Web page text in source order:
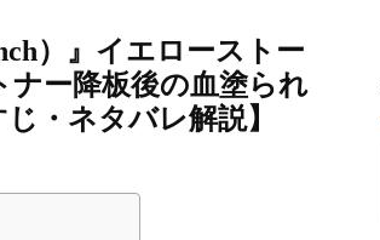
）』イエローストー
ー降板後の血塗られ
・ネタバレ解説】